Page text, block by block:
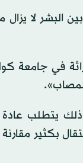
البشر لا
في
يتطلب
بكثير